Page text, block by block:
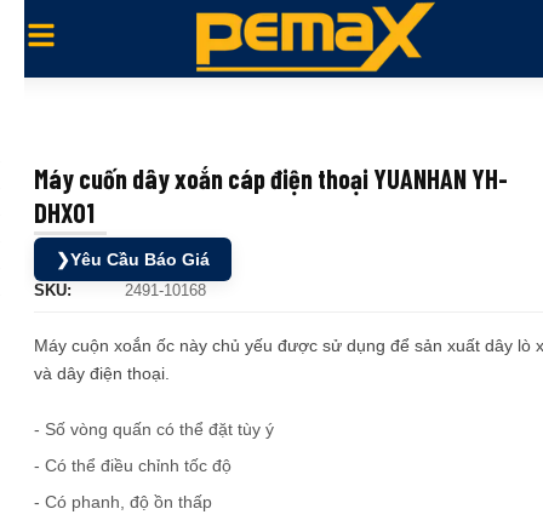
Máy cuốn dây xoắn cáp điện thoại YUANHAN YH-
DHX01
❯Yêu Cầu Báo Giá
SKU: 2491-10168
Máy cuộn xoắn ốc này chủ yếu được sử dụng để sản xuất dây lò
và dây điện thoại.
- Số vòng quấn có thể đặt tùy ý
- Có thể điều chỉnh tốc độ
- Có phanh, độ ồn thấp